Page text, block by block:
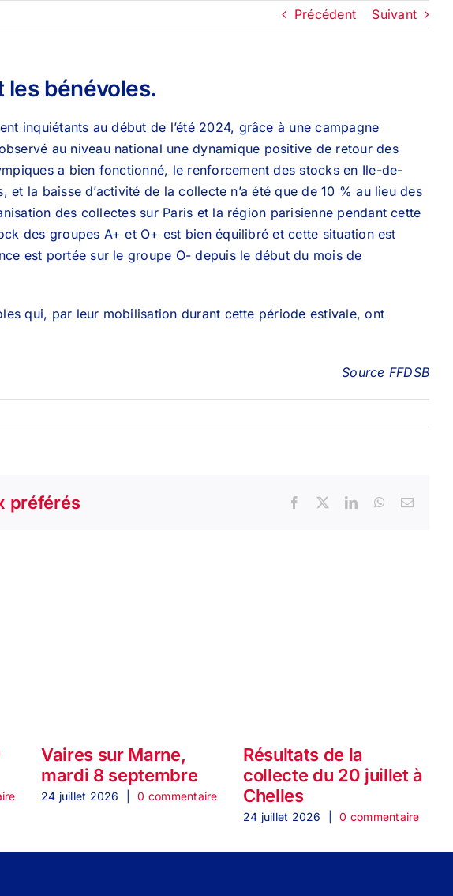
Précédent Suivant
les bénévoles.
inquiétants au début de l’été 2024, grâce à une campagne
au niveau national une dynamique positive de retour des
a bien fonctionné, le renforcement des stocks en Ile-de-
la baisse d’activité de la collecte n’a été que de 10 % au lieu des
des collectes sur Paris et la région parisienne pendant cette
des groupes A+ et O+ est bien équilibré et cette situation est
est portée sur le groupe O- depuis le début du mois de
qui, par leur mobilisation durant cette période estivale, ont
Source FFDSB
préférés Facebook LinkedInWhatsApp
Email
Vaires sur Marne,
mardi 8 septembre
24 juillet 2026 0 commentaire
Résultats de la
collecte du 20 juillet à
Chelles
24 juillet 2026 0 commentaire